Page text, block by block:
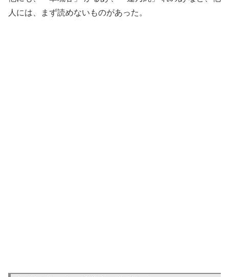
人には、まず読めないものがあった。